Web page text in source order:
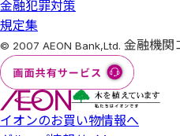
金融犯罪対策
規定集
© 2007 AEON Bank,Ltd. 金融機関
イオンのお買い物情報へ